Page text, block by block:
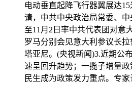
电动垂直起降飞行器翼展达
请，中共中央政治局常委、中
至11月2日率中共代表团对意
罗马分别会见意大利参议长
塔亚尼。(央视新闻)3.近期公
速呈回升趋势；一揽子增量
民生成为政策发力重点。专